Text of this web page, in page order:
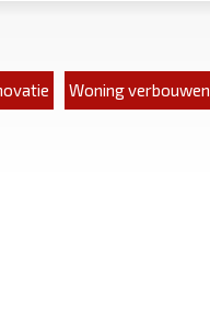
Woning verbouwen